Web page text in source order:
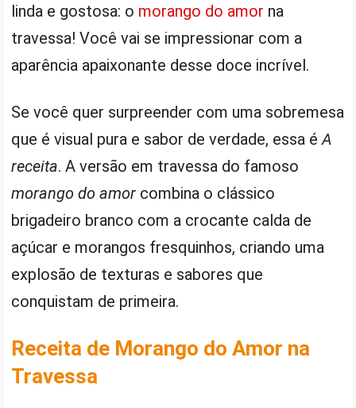
linda e gostosa: o morango do amor na
travessa! Você vai se impressionar com a
aparência apaixonante desse doce incrível.
Se você quer surpreender com uma sobremesa
que é visual pura e sabor de verdade, essa éA
receita. A versão em travessa do famoso
morango do amor combina o clássico
brigadeiro branco com a crocante calda de
açúcar e morangos fresquinhos, criando uma
explosão de texturas e sabores que
conquistam de primeira.
Receita de Morango do Amor na
Travessa